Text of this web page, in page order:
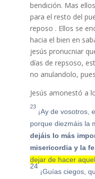
bendición. Mas
para el resto del
reposo . Ellos se
hacia el bien en
jesús pronucniar
días de repsoso,
no anulandolo,
Jesús amonestó a
23
¡Ay de vosotros,
porque diezmáis la
dejáis lo más
misericordia y la
dejar de hacer
24
¡Guías ciegos,